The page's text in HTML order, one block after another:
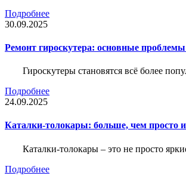
Подробнее
30.09.2025
Ремонт гироскутера: основные
Гироскутеры становятся всё более
Подробнее
24.09.2025
Каталки-толокары: больше, чем
Каталки-толокары – это не просто
Подробнее